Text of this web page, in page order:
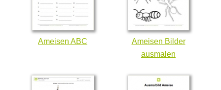
Ameisen ABC
Ameisen Bilder
ausmalen